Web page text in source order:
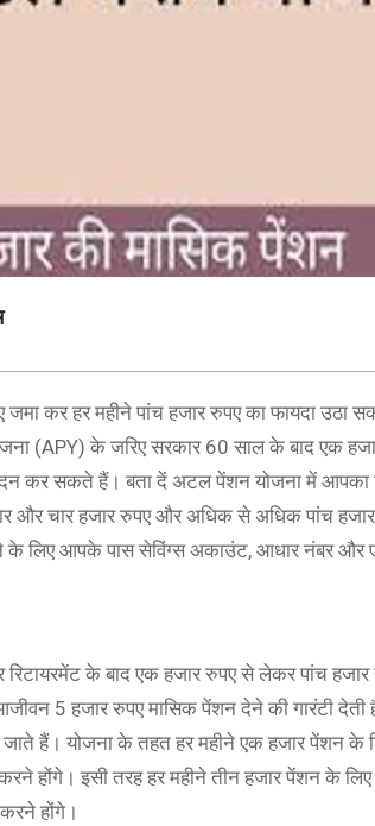
कर हर महीने पांच हजार रुपए का फायदा उठा
के जरिए सरकार 60 साल के बाद एक हजार
कर सकते हैं। बता दें अटल पेंशन योजना में आपका
चार हजार रुपए और अधिक से अधिक पांच हजार
लिए आपके पास सेविंग्स अकाउंट, आधार नंबर और
के बाद एक हजार रुपए से लेकर पांच
5 हजार रुपए मासिक पेंशन देने की गारंटी देती
हैं। योजना के तहत हर महीने एक हजार पेंशन के
होंगे। इसी तरह हर महीने तीन हजार पेंशन के
होंगे।